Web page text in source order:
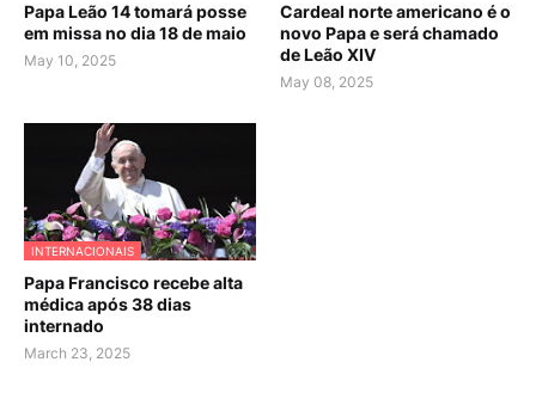
Papa Leão 14 tomará posse
em missa no dia 18 de maio
May 10, 2025
Cardeal norte americano é o
novo Papa e será chamado
de Leão XIV
May 08, 2025
INTERNACIONAIS
Papa Francisco recebe alta
médica após 38 dias
internado
March 23, 2025